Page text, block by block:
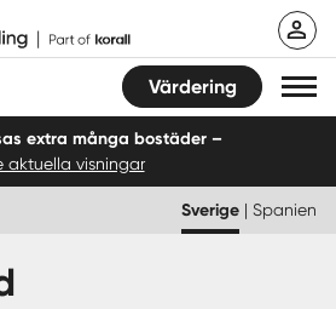
Värdering
extra många bostäder –
aktuella visningar
Sverige | Spanien